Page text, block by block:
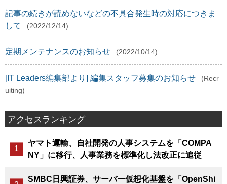
記事の続きが読めないなどの不具合発生時の対応につきま
して
(2022/12/14)
定期メンテナンスのお知らせ (2022/10/14)
[IT Leaders編集部より] 編集スタッフ募集のお知らせ
(Recr
uiting)
アクセスランキング
ヤマト運輸、自社開発の人事システムを「COMPA
NY」に移行、人事業務を標準化し法改正に追従
SMBC日興証券、サーバー仮想化基盤を「OpenShi